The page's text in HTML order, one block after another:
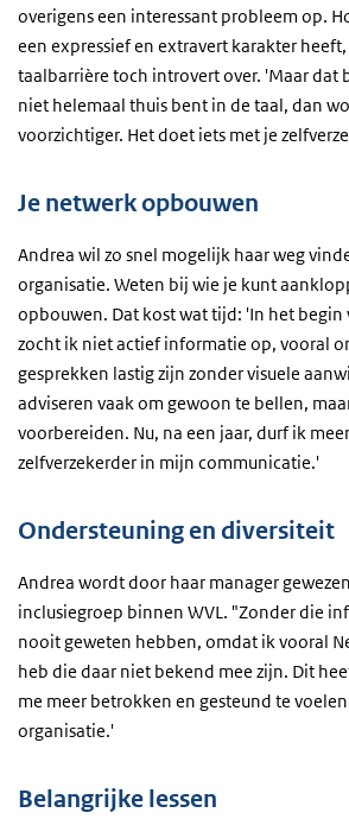
overigens een interessant probleem op.
een expressief en extravert karakter
taalbarrière toch introvert over. 'Maar dat
niet helemaal thuis bent in de taal, dan
voorzichtiger. Het doet iets met je
Je netwerk opbouwen
Andrea wil zo snel mogelijk haar weg
organisatie. Weten bij wie je kunt
opbouwen. Dat kost wat tijd: 'In het begin
zocht ik niet actief informatie op, vooral
gesprekken lastig zijn zonder visuele
adviseren vaak om gewoon te bellen,
voorbereiden. Nu, na een jaar, durf ik
zelfverzekerder in mijn communicatie.'
Ondersteuning en diversiteit
Andrea wordt door haar manager
inclusiegroep binnen WVL. "Zonder die
nooit geweten hebben, omdat ik vooral
heb die daar niet bekend mee zijn. Dit
me meer betrokken en gesteund te
organisatie.'
Belangrijke lessen